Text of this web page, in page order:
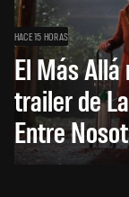
HACE 15 HORAS
El Más Allá
trailer de
Entre